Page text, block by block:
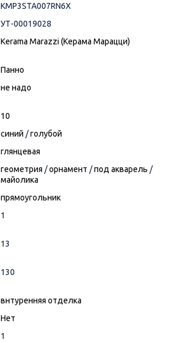
KMP3STA007RN6X
УТ-00019028
Kerama Marazzi (Керама Марацци)
Панно
не надо
10
синий /голубой
глянцевая
геометрия /орнамент /под акварель /
майолика
прямоугольник
1
13
130
внтуренняя отделка
Нет
1